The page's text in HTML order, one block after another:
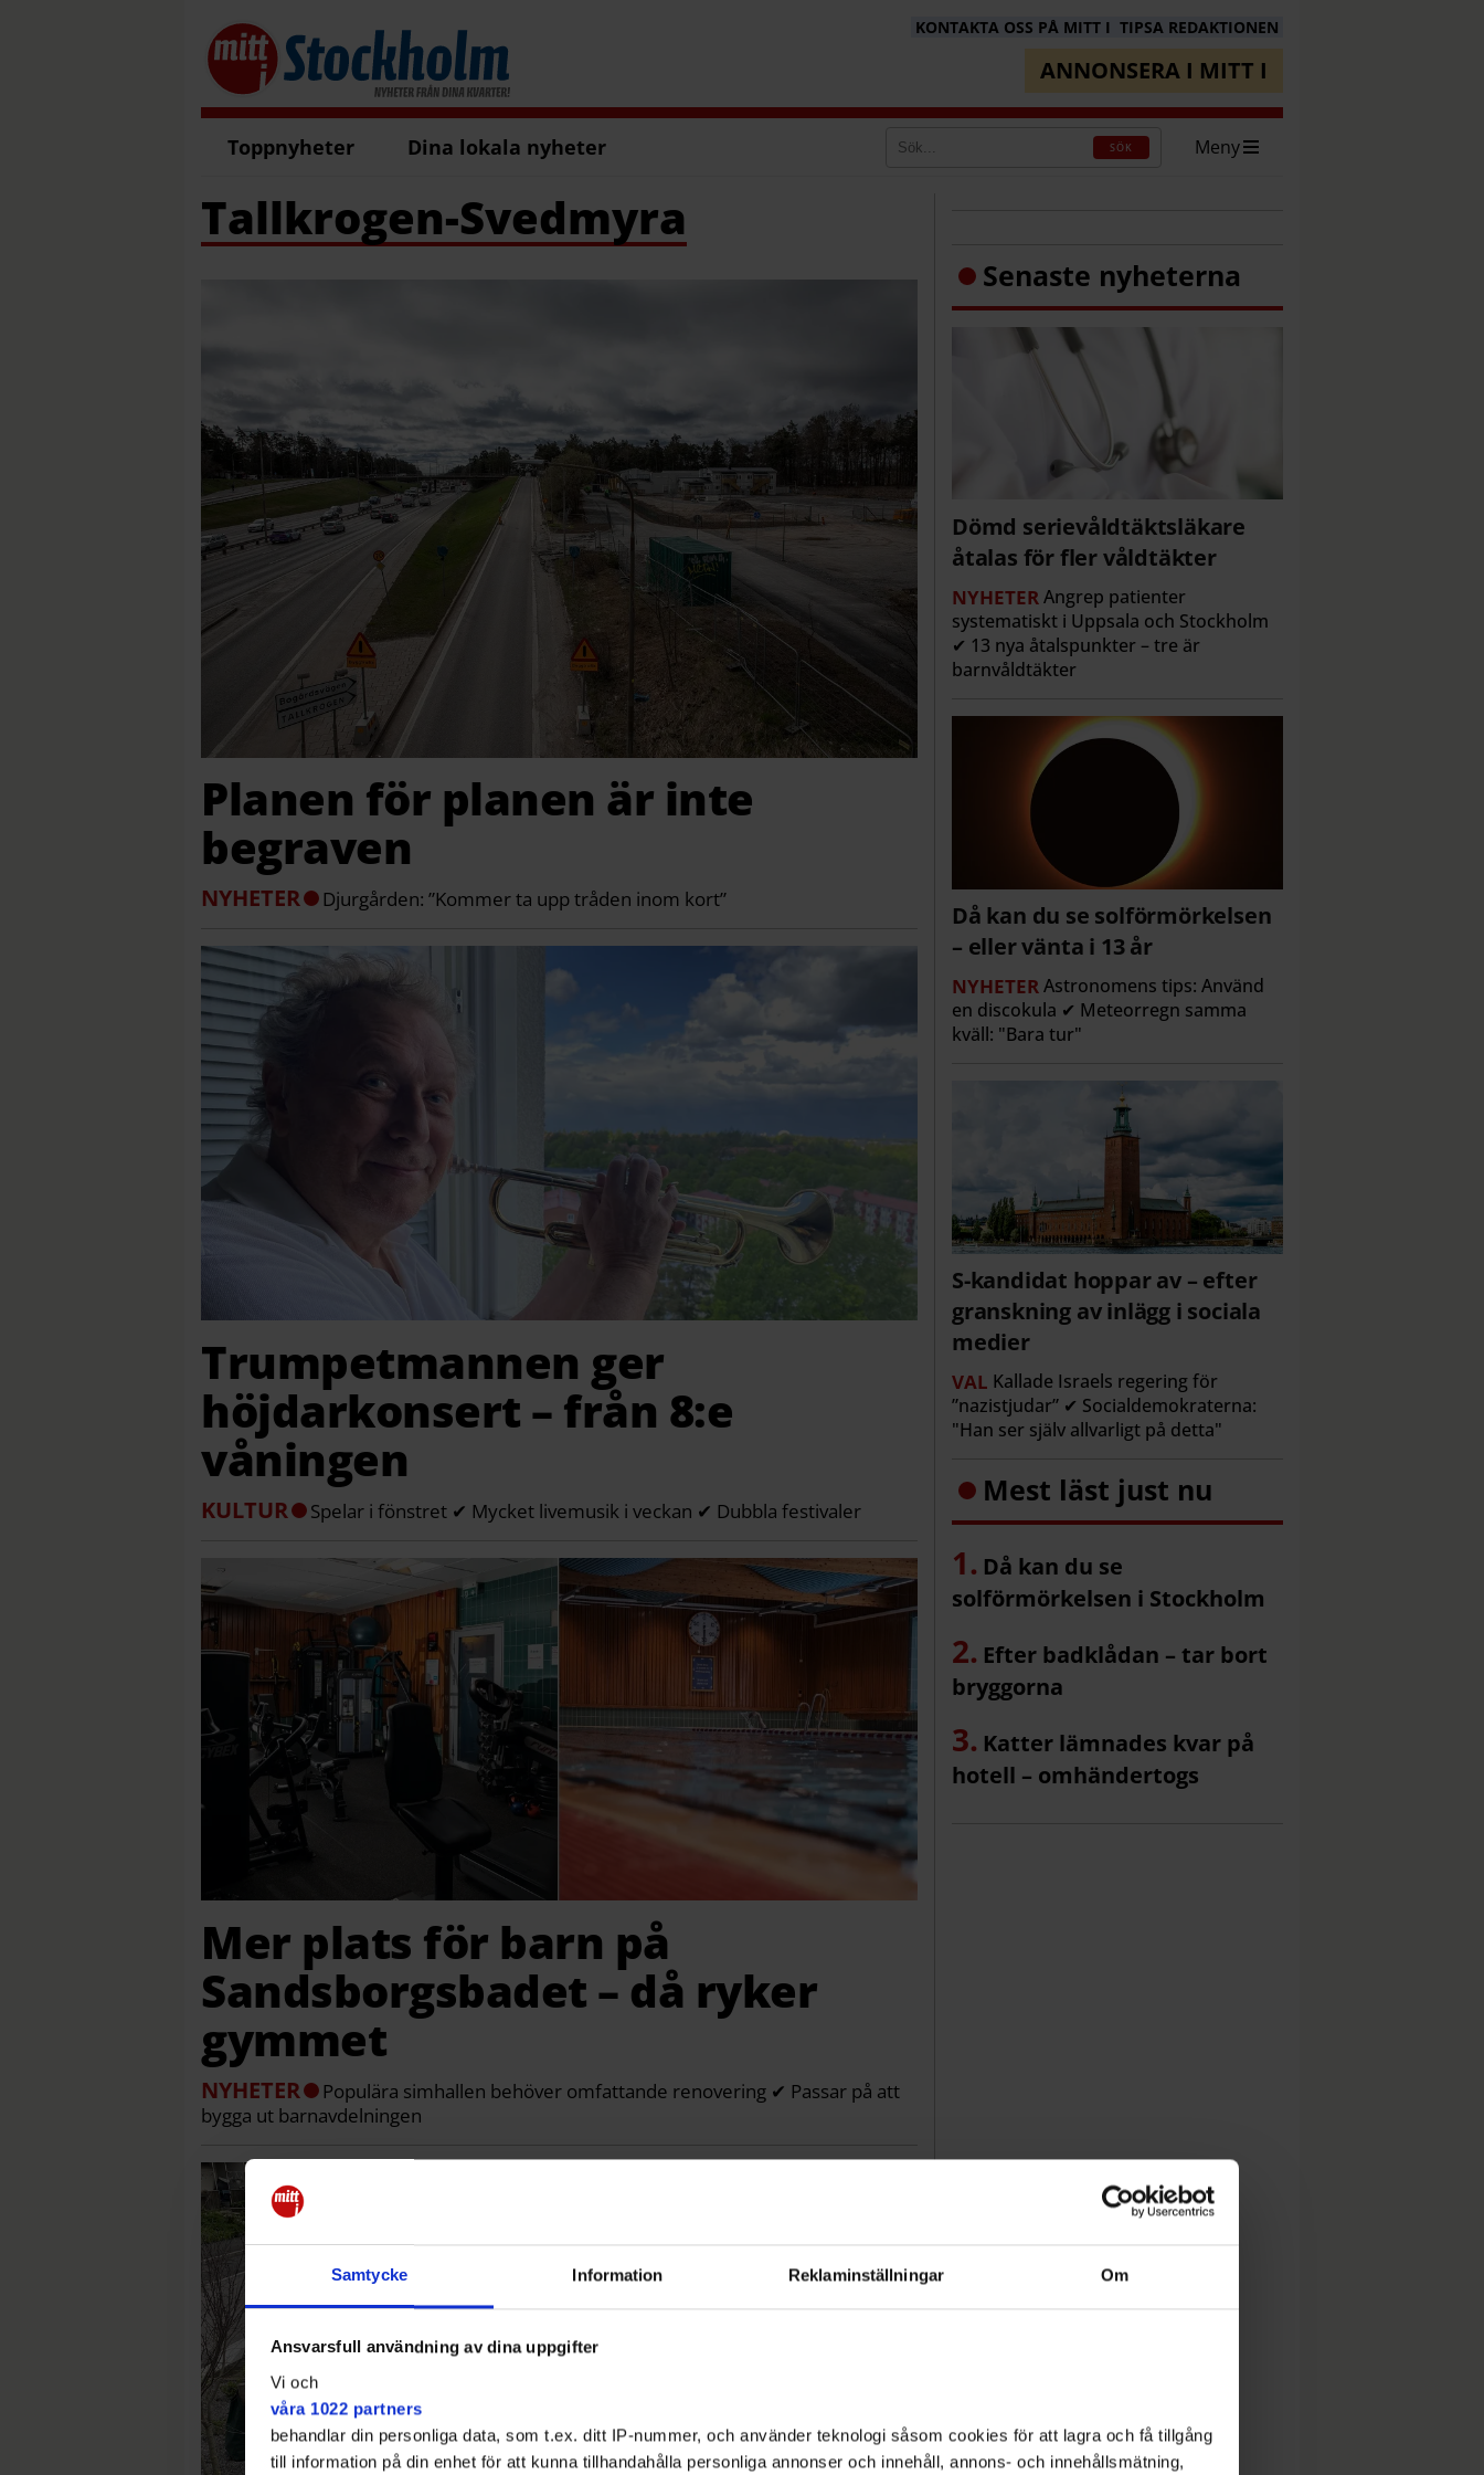
Samtycke Information Reklaminställningar Om
Ansvarsfull användning av dina uppgifter
Vi och
våra 1022 partners
behandlar din personliga data, som t.ex. ditt IP-nummer, och använder teknologi såsom cookies för att lagra och få tillgång
till information på din enhet för att kunna tillhandahålla personliga annonser och innehåll, annons- och innehållsmätning,
KONTAKTA OSS PÅ MITT I TIPSA REDAKTIONEN
ANNONSERA I MITT I
Toppnyheter Dina lokala nyheter SÖK Meny
Tallkrogen-Svedmyra
Planen för planen är inte
begraven
NYHETER Djurgården: ”Kommer ta upp tråden inom kort”
Trumpetmannen ger
höjdarkonsert – från 8:e
våningen
KULTUR Spelar i fönstret ✔ Mycket livemusik i veckan ✔ Dubbla festivaler
Mer plats för barn på
Sandsborgsbadet – då ryker
gymmet
NYHETER
Populära simhallen behöver omfattande renovering ✔ Passar på att
bygga ut barnavdelningen
Senaste nyheterna
Dömd serievåldtäktsläkare
åtalas för fler våldtäkter
NYHETERAngrep patienter
systematiskt i Uppsala och Stockholm
✔ 13 nya åtalspunkter – tre är
barnvåldtäkter
Då kan du se solförmörkelsen
– eller vänta i 13 år
NYHETERAstronomens tips: Använd
en discokula ✔ Meteorregn samma
kväll: "Bara tur"
S-kandidat hoppar av – efter
granskning av inlägg i sociala
medier
VAL Kallade Israels regering för
”nazistjudar” ✔ Socialdemokraterna:
"Han ser själv allvarligt på detta"
Mest läst just nu
Då kan du se
solförmörkelsen i Stockholm
Efter badklådan – tar bort
bryggorna
Katter lämnades kvar på
hotell – omhändertogs